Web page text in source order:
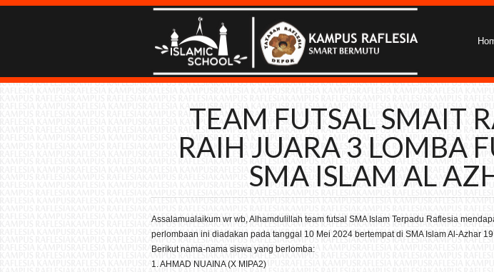
TEAM FUTSAL SMAIT
RAIH JUARA 3 LOMBA
SMA ISLAM AL
Assalamualaikum wr wb, Alhamdulillah team futsal SMA Islam Terpadu Raflesia
perlombaan ini diadakan pada tanggal 10 Mei 2024 bertempat di SMA Islam Al-Azhar
Berikut nama-nama siswa yang berlomba:
1. AHMAD NUAINA (X MIPA2)